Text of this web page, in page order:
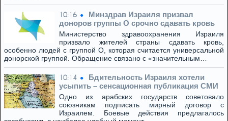
10:16
Минздрав Израиля призвал
доноров группы O срочно сдавать кровь
Министерство здравоохранения Израиля
призвало жителей страны сдавать кровь,
особенно людей с группой O, которая считается универсальной
донорской группой. Обращение связано с «значительным…
10:14
Бдительность Израиля хотели
усыпить – сенсационная публикация СМИ
Одно из арабских государств советовало
союзникам подписать мирный договор с
Израилем. Боевые действия предлагалось